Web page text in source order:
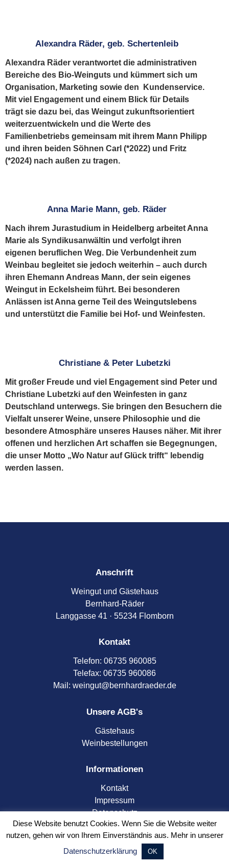
Alexandra Räder, geb. Schertenleib
Alexandra Räder verantwortet die administrativen
Bereiche des Bio-Weinguts und kümmert sich um
Organisation, Marketing sowie den Kundenservice.
Mit viel Engagement und einem Blick für Details
trägt sie dazu bei, das Weingut zukunftsorientiert
weiterzuentwickeln und die Werte des
Familienbetriebs gemeinsam mit ihrem Mann Philipp
und ihren beiden Söhnen Carl (*2022) und Fritz
(*2024) nach außen zu tragen.
Anna Marie Mann, geb. Räder
Nach ihrem Jurastudium in Heidelberg arbeitet Anna
Marie als Syndikusanwältin und verfolgt ihren
eigenen beruflichen Weg. Die Verbundenheit zum
Weinbau begleitet sie jedoch weiterhin – auch durch
ihren Ehemann Andreas Mann, der sein eigenes
Weingut in Eckelsheim führt. Bei besonderen
Anlässen ist Anna gerne Teil des Weingutslebens
und unterstützt die Familie bei Hof- und Weinfesten.
Christiane & Peter Lubetzki
Mit großer Freude und viel Engagement sind Peter und
Christiane Lubetzki auf den Weinfesten in ganz
Deutschland unterwegs. Sie bringen den Besuchern die
Vielfalt unserer Weine, unsere Philosophie und die
besondere Atmosphäre unseres Hauses näher. Mit ihrer
offenen und herzlichen Art schaffen sie Begegnungen,
die unser Motto „Wo Natur auf Glück trifft“ lebendig
werden lassen.
Anschrift
Weingut und Gästehaus
Bernhard-Räder
Langgasse 41 · 55234 Flomborn
Kontakt
Telefon: 06735 960085
Telefax: 06735 960086
Mail: weingut@bernhardraeder.de
Unsere AGB's
Gästehaus
Weinbestellungen
Informationen
Kontakt
Impressum
Datenschutz
Diese Website benutzt Cookies. Wenn Sie die Website weiter
nutzen, gehen wir von Ihrem Einverständnis aus. Mehr in unserer
Datenschutzerklärung
OK